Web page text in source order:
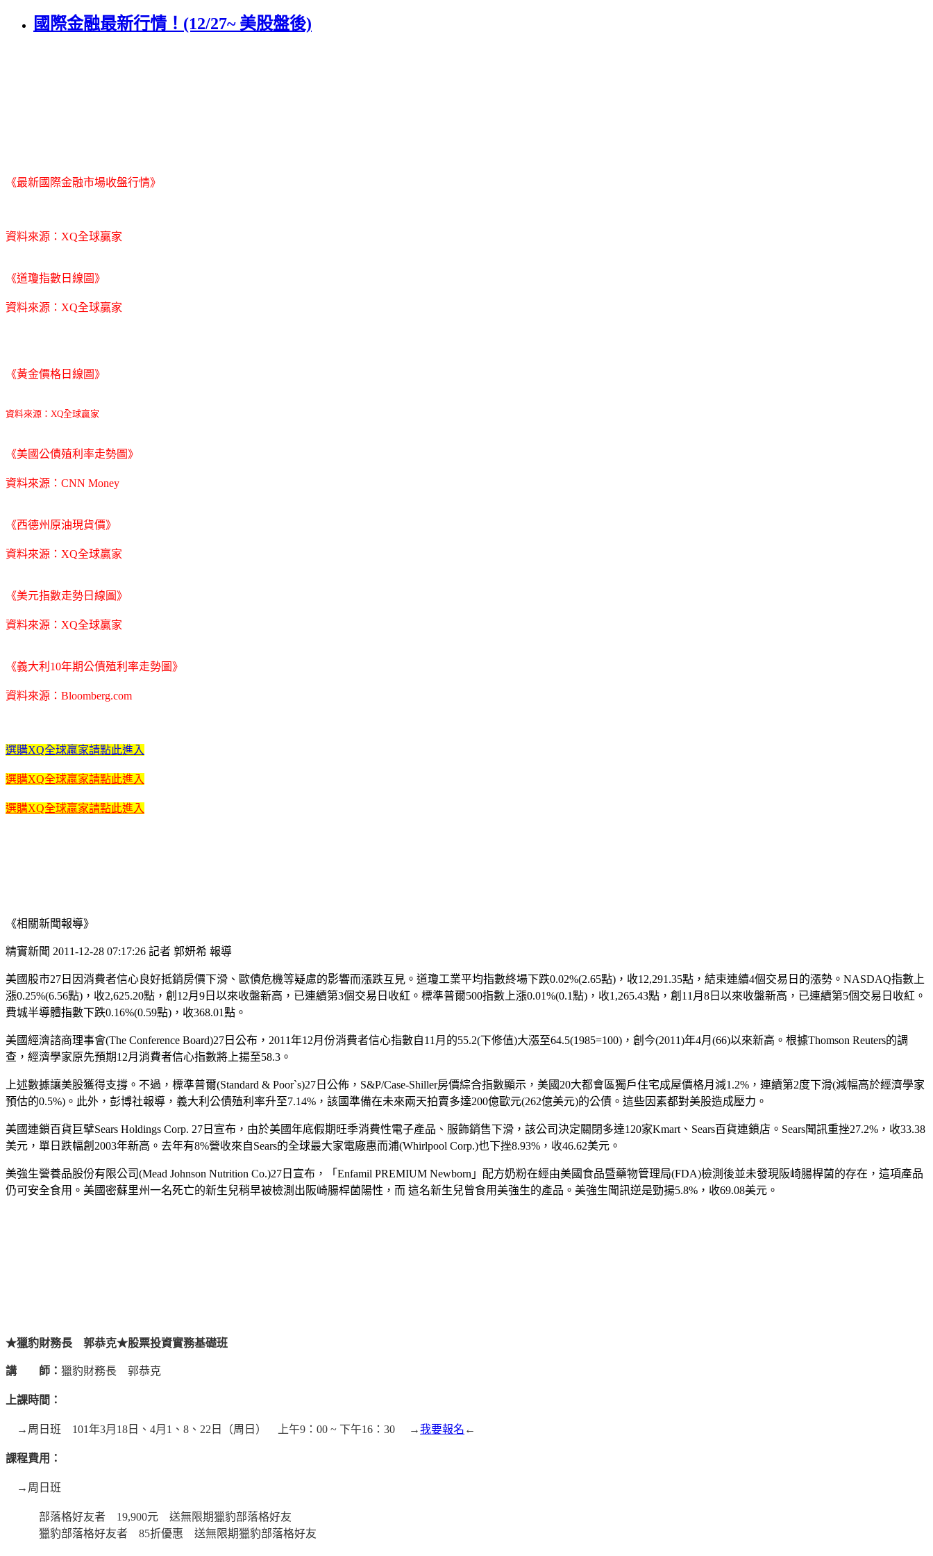
國際金融最新行情！(12/27~ 美股盤後)
《最新國際金融市場收盤行情》
資料來源：XQ全球贏家
《道瓊指數日線圖》
資料來源：XQ全球贏家
《黃金價格日線圖》
資料來源：XQ全球贏家
《美國公債殖利率走勢圖》
資料來源：CNN Money
《西德州原油現貨價》
資料來源：XQ全球贏家
《美元指數走勢日線圖》
資料來源：XQ全球贏家
《義大利10年期公債殖利率走勢圖》
資料來源：Bloomberg.com
選購XQ全球贏家請點此進入
選購XQ全球贏家請點此進入
選購XQ全球贏家請點此進入
《相關新聞報導》
精實新聞 2011-12-28 07:17:26 記者 郭妍希 報導
美國股市27日因消費者信心良好抵銷房價下滑、歐債危機等疑慮的影響而漲跌互見。道瓊工業平均指數終場下跌0.02%(2.65點)，收12,291.35點，結束連續4個交易日的漲勢。NASDAQ指數上
漲0.25%(6.56點)，收2,625.20點，創12月9日以來收盤新高，已連續第3個交易日收紅。標準普爾500指數上漲0.01%(0.1點)，收1,265.43點，創11月8日以來收盤新高，已連續第5個交易日收紅。
費城半導體指數下跌0.16%(0.59點)，收368.01點。
美國經濟諮商理事會(The Conference Board)27日公布，2011年12月份消費者信心指數自11月的55.2(下修值)大漲至64.5(1985=100)，創今(2011)年4月(66)以來新高。根據Thomson Reuters的調
查，經濟學家原先預期12月消費者信心指數將上揚至58.3。
上述數據讓美股獲得支撐。不過，標準普爾(Standard & Poor`s)27日公佈，S&P/Case-Shiller房價綜合指數顯示，美國20大都會區獨戶住宅成屋價格月減1.2%，連續第2度下滑(減幅高於經濟學家
預估的0.5%)。此外，彭博社報導，義大利公債殖利率升至7.14%，該國準備在未來兩天拍賣多達200億歐元(262億美元)的公債。這些因素都對美股造成壓力。
美國連鎖百貨巨擘Sears Holdings Corp. 27日宣布，由於美國年底假期旺季消費性電子產品、服飾銷售下滑，該公司決定關閉多達120家Kmart、Sears百貨連鎖店。Sears聞訊重挫27.2%，收33.38
美元，單日跌幅創2003年新高。去年有8%營收來自Sears的全球最大家電廠惠而浦(Whirlpool Corp.)也下挫8.93%，收46.62美元。
美強生營養品股份有限公司(Mead Johnson Nutrition Co.)27日宣布，「Enfamil PREMIUM Newborn」配方奶粉在經由美國食品暨藥物管理局(FDA)檢測後並未發現阪崎腸桿菌的存在，這項產品
仍可安全食用。美國密蘇里州一名死亡的新生兒稍早被檢測出阪崎腸桿菌陽性，而 這名新生兒曾食用美強生的產品。美強生聞訊逆是勁揚5.8%，收69.08美元。
★獵豹財務長 郭恭克★股票投資實務基礎班
講 師： 獵豹財務長 郭恭克
上課時間：
→周日班 101年3月18日、4月1、8、22日（周日） 上午9：00 ~ 下午16：30 →我要報名 ←
課程費用：
→周日班
部落格好友者 19,900元 送無限期獵豹部落格好友
獵豹部落格好友者 85折優惠 送無限期獵豹部落格好友